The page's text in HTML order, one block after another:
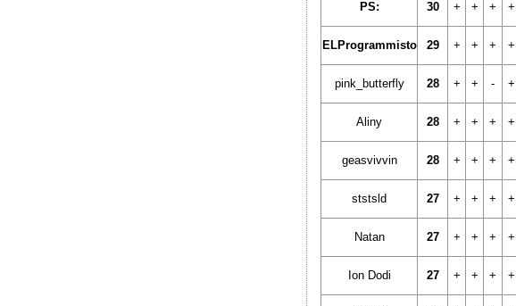
PS: 30 + + + +
ELProgrammisto 29 + + + +
pink_butterfly 28 + + - +
Aliny 28 + + + +
geasvivvin 28 + + + +
ststsld 27 + + + +
Natan 27 + + + +
Ion Dodi 27 + + + +